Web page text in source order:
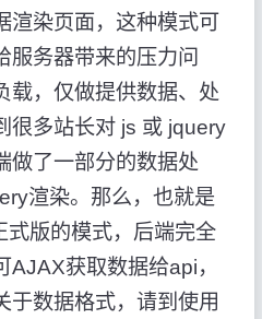
渲染页面，这种模式可
服务器带来的压力问
载，仅做提供数据、处
很多站长对 js 或 jquery
做了一部分的数据处
渲染。那么，也就是
版的模式，后端完全
获取数据给api，
于数据格式，请到使用